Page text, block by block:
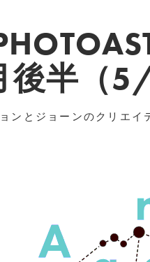
後半（
ンとジョーンのクリエイ